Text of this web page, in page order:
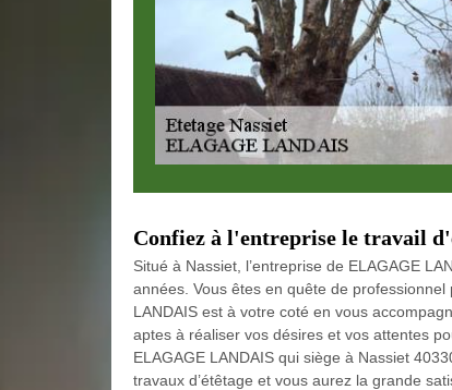
Confiez à l'entreprise le travail
Situé à Nassiet, l’entreprise de ELAGAGE
années. Vous êtes en quête de professionnel
LANDAIS est à votre coté en vous
aptes à réaliser vos désires et vos attentes
ELAGAGE LANDAIS qui siège à Nassiet
travaux d’étêtage et vous aurez la grande